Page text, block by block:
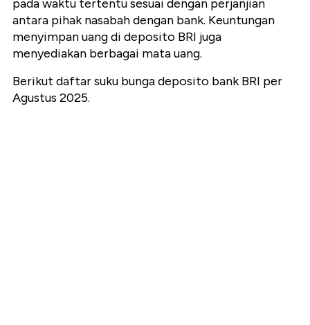
pada waktu tertentu sesuai dengan perjanjian
antara pihak nasabah dengan bank. Keuntungan
menyimpan uang di deposito BRI juga
menyediakan berbagai mata uang.
Berikut daftar suku bunga deposito bank BRI per
Agustus 2025.